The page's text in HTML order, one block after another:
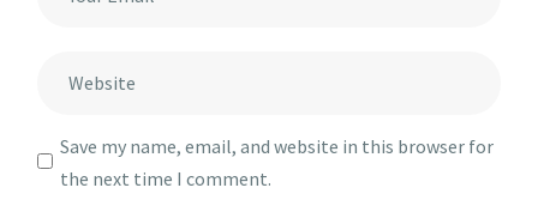
Save my name, email, and website in this browser for
the next time I comment.